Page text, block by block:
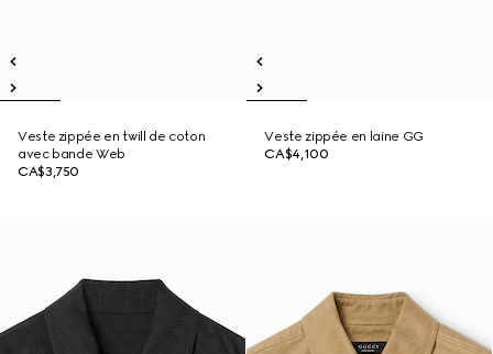
Veste zippée en twill de coton
avec bande Web
CA$3,750
Veste zippée en laine GG
CA$4,100